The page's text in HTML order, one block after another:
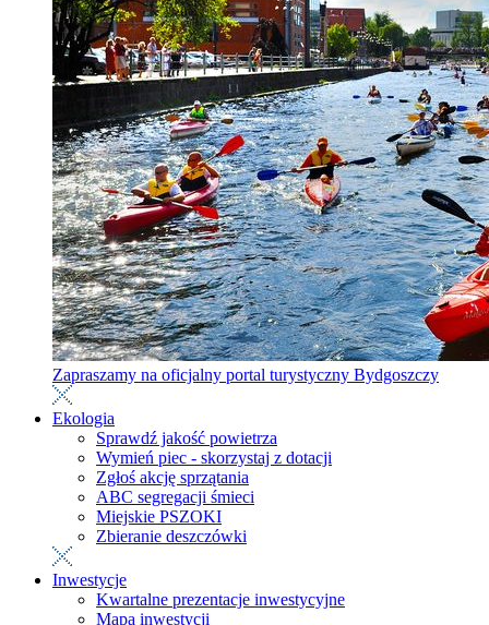
Zapraszamy na oficjalny portal turystyczny Bydgoszczy
Ekologia
Sprawdź jakość powietrza
Wymień piec - skorzystaj z dotacji
Zgłoś akcję sprzątania
ABC segregacji śmieci
Miejskie PSZOKI
Zbieranie deszczówki
Inwestycje
Kwartalne prezentacje inwestycyjne
Mapa inwestycji